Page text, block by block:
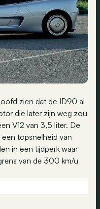
zien dat de ID90 al
die later zijn weg zou
V12 van 3,5 liter. De
topsnelheid van
in een tijdperk waar
van de 300 km/u